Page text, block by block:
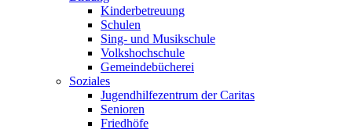
Kinderbetreuung
Schulen
Sing- und Musikschule
Volkshochschule
Gemeindebücherei
Soziales
Jugendhilfezentrum der Caritas
Senioren
Friedhöfe